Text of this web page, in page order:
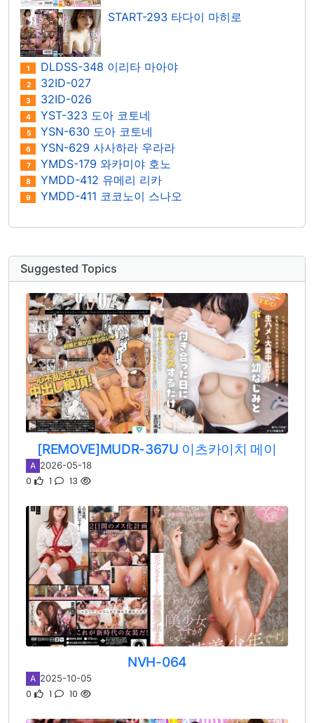
START-293 타다이 마히로
1 DLDSS-348 이리타 마아야
2 32ID-027
3 32ID-026
4 YST-323 도아 코토네
5 YSN-630 도아 코토네
6 YSN-629 사사하라 우라라
7 YMDS-179 와카미야 호노
8 YMDD-412 유메리 리카
9 YMDD-411 코코노이 스나오
Suggested Topics
[REMOVE]MUDR-367U 이츠카이치 메이
A 2026-05-18
0 1 13
NVH-064
A 2025-10-05
0 1 10